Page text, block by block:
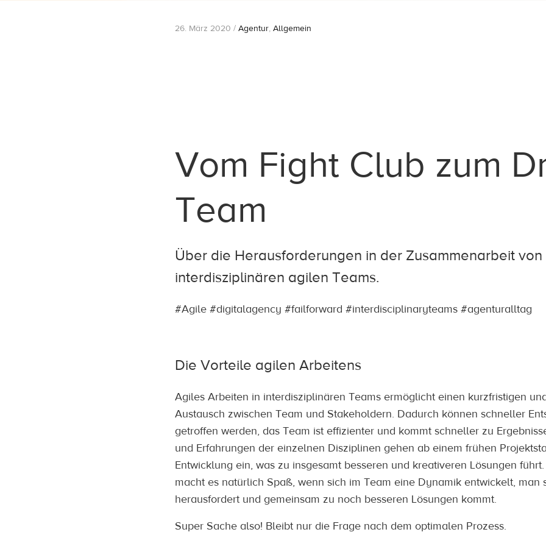
26. März 2020 / Agentur, Allgemein
Vom Fight Club zum
Team
Über die Herausforderungen in der Zusammenarbeit von
interdisziplinären agilen Teams.
#Agile #digitalagency #failforward #interdisciplinaryteams #agenturalltag
Die Vorteile agilen Arbeitens
Agiles Arbeiten in interdisziplinären Teams ermöglicht einen kurzfristigen
Austausch zwischen Team und Stakeholdern. Dadurch können schneller
getroffen werden, das Team ist effizienter und kommt schneller zu
und Erfahrungen der einzelnen Disziplinen gehen ab einem frühen
Entwicklung ein, was zu insgesamt besseren und kreativeren Lösungen
macht es natürlich Spaß, wenn sich im Team eine Dynamik entwickelt, man
herausfordert und gemeinsam zu noch besseren Lösungen kommt.
Super Sache also! Bleibt nur die Frage nach dem optimalen Prozess.